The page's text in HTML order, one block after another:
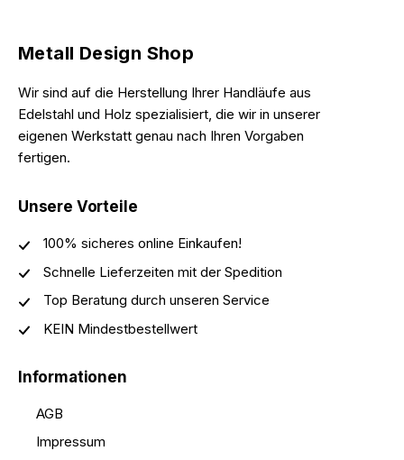
Metall Design Shop
Wir sind auf die Herstellung Ihrer Handläufe aus
Edelstahl und Holz spezialisiert, die wir in unserer
eigenen Werkstatt genau nach Ihren Vorgaben
fertigen.
Unsere Vorteile
100% sicheres online Einkaufen!
Schnelle Lieferzeiten mit der Spedition
Top Beratung durch unseren Service
KEIN Mindestbestellwert
Informationen
AGB
Impressum